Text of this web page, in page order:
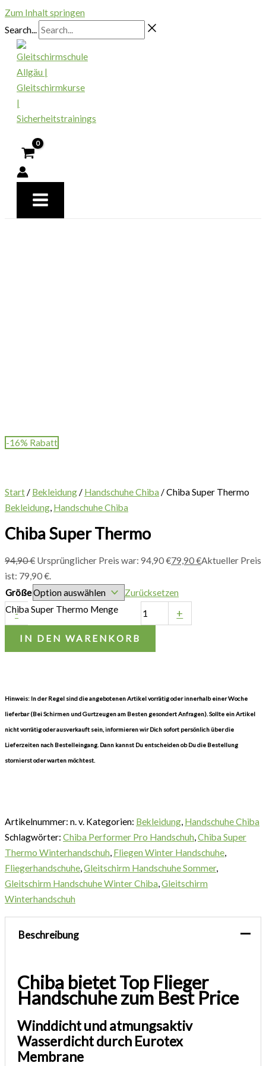
Zum Inhalt springen
Search...
-16% Rabatt
Start/ Bekleidung/ Handschuhe Chiba / Chiba Super Thermo
Bekleidung, Handschuhe Chiba
Chiba Super Thermo
94,90€ Ursprünglicher Preis war: 94,90 €79,90€Aktueller Preis
ist: 79,90 €.
Größe
Zurücksetzen
-
Chiba Super Thermo Menge +
IN DEN WARENKORB
Hinweis: In der Regel sind die angebotenen Artikel vorrätig oder innerhalb einer Woche
lieferbar (Bei Schirmen und Gurtzeugen am Besten gesondert Anfragen). Sollte ein Artikel
nicht vorrätig oder ausverkauft sein, informieren wir Dich sofort persönlich über die
Lieferzeiten nach Bestelleingang. Dann kannst Du entscheiden ob Du die Bestellung
stornierst oder warten möchtest.
Artikelnummer: n. v. Kategorien: Bekleidung, Handschuhe Chiba
Schlagwörter: Chiba Performer Pro Handschuh,Chiba Super
Thermo Winterhandschuh, Fliegen Winter Handschuhe,
Fliegerhandschuhe,Gleitschirm Handschuhe Sommer,
Gleitschirm Handschuhe Winter Chiba,Gleitschirm
Winterhandschuh
Beschreibung
Chiba bietet Top Flieger
Handschuhe zum Best Price
Winddicht und atmungsaktiv
Wasserdicht durch Eurotex
Membrane